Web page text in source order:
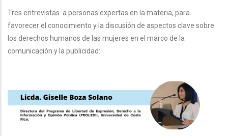
Tres entrevistas a personas expertas en la materia, para
favorecer el conocimiento y la discusión de aspectos clave sobre
los derechos humanos de las mujeres en el marco de la
comunicación y la publicidad: